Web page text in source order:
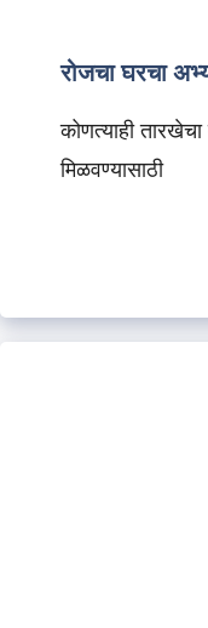
रोजचा घरचा
कोणत्याही
मिळवण्यासाठी